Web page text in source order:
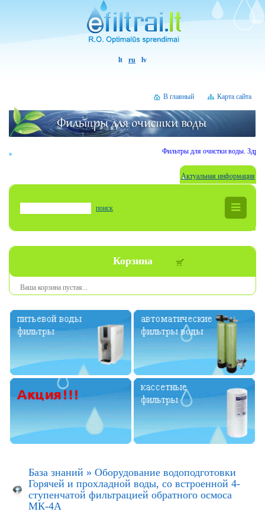
lt ru lv
Карта сайта
В главный
Фильтры для очистки воды.
Актуальная информация
поиск
Корзина
Ваша корзина пустая...
База знаний » Оборудование водоподготовки
Горячей и прохладной воды, со встроенной 4-
ступенчатой фильтрацией обратного осмоса
МК-4А